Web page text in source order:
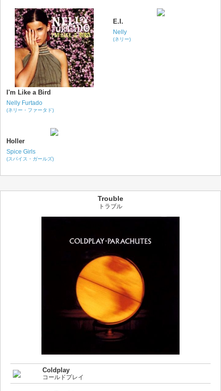
I'm Like a Bird
Nelly Furtado
(ネリー・ファータド)
E.I.
Nelly
(ネリー)
Holler
Spice Girls
(スパイス・ガールズ)
Trouble
トラブル
Coldplay
コールドプレイ